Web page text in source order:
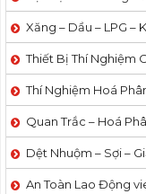
Xăng – Dầu – LPG –
Thiết Bị Thí Nghiệm
Thí Nghiệm Hoá
Quan Trắc – Hoá
Dệt Nhuộm – Sợi –
An Toàn Lao Động